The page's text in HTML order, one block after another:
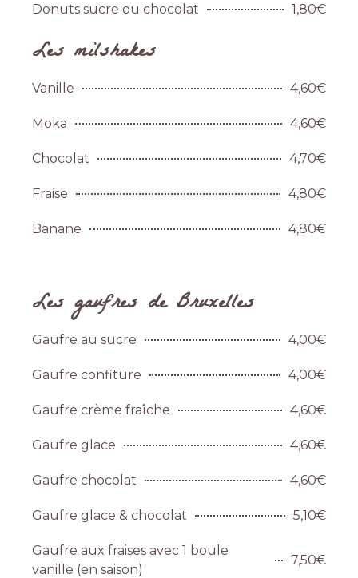
Donuts sucre ou chocolat 1,80€
Les milshakes
Vanille 4,60€
Moka 4,60€
Chocolat 4,70€
Fraise 4,80€
Banane 4,80€
Les gaufres de Bruxelles
Gaufre au sucre 4,00€
Gaufre confiture 4,00€
Gaufre crème fraîche 4,60€
Gaufre glace 4,60€
Gaufre chocolat 4,60€
Gaufre glace & chocolat 5,10€
Gaufre aux fraises avec 1 boule
vanille (en saison)
7,50€